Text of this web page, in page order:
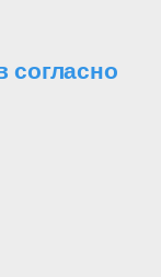
согласно